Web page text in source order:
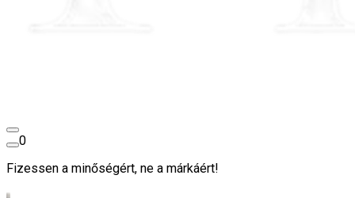
0
Fizessen a minőségért, ne a márkáért!